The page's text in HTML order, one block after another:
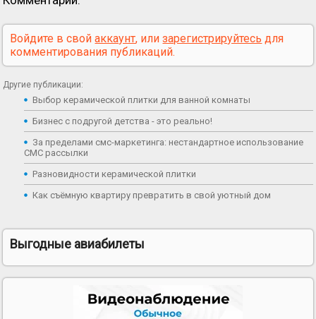
Войдите в свойаккаунт, илизарегистрируйтесь для
комментирования публикаций.
Другие публикации:
Выбор керамической плитки для ванной комнаты
Бизнес с подругой детства - это реально!
За пределами смс-маркетинга: нестандартное использование
СМС рассылки
Разновидности керамической плитки
Как съёмную квартиру превратить в свой уютный дом
Выгодные авиабилеты